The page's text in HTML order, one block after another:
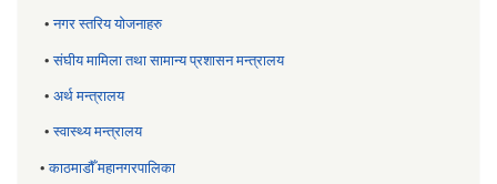
•नगर स्तरिय याेजनाहरु
•संघीय मामिला तथा सामान्य प्रशासन मन्त्रालय
• अर्थ मन्त्रालय
•स्वास्थ्य मन्त्रालय
•काठमाडौँ महानगरपालिका